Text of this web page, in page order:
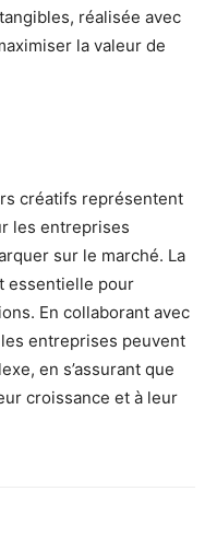
réalisée avec
la valeur de
créatifs représentent
les entreprises
sur le marché. La
essentielle pour
En collaborant avec
entreprises peuvent
en s’assurant que
croissance et à leur